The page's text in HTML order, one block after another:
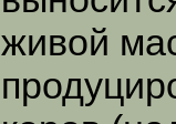
живой